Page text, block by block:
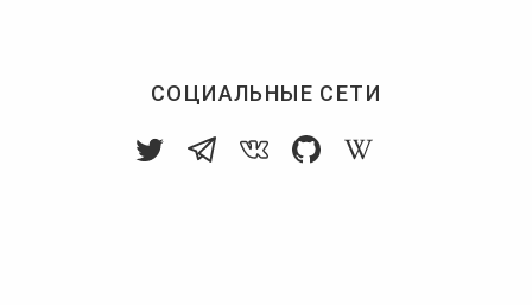
СОЦИАЛЬНЫЕ СЕТИ